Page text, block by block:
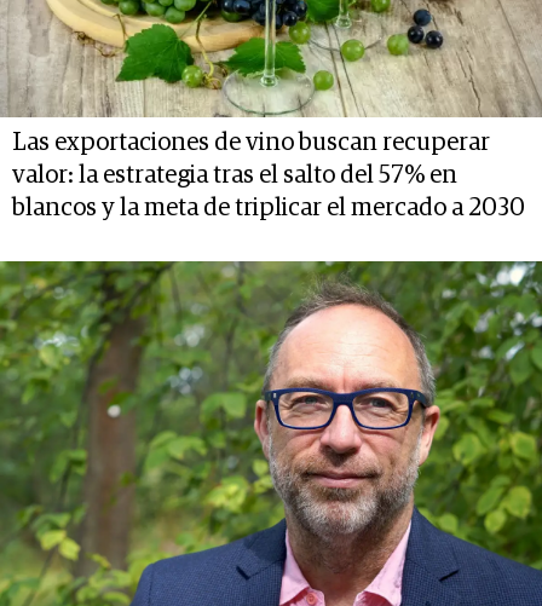
Las exportaciones de vino buscan recuperar
valor: la estrategia tras el salto del 57% en
blancos y la meta de triplicar el mercado a 2030